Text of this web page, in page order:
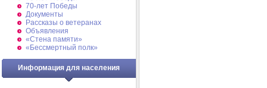
70-лет Победы
Документы
Рассказы о ветеранах
Объявления
«Стена памяти»
«Бессмертный полк»
Информация для населения